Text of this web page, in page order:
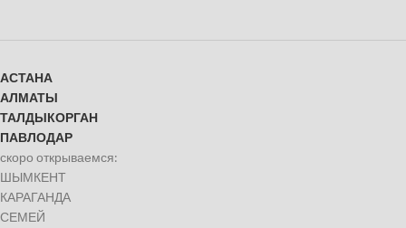
АСТАНА
АЛМАТЫ
ТАЛДЫКОРГАН
ПАВЛОДАР
скоро открываемся:
ШЫМКЕНТ
КАРАГАНДА
СЕМЕЙ